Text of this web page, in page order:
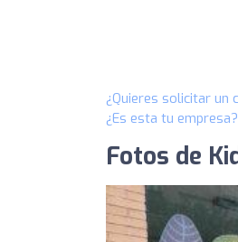
¿Quieres solicitar un
¿Es esta tu
Fotos de